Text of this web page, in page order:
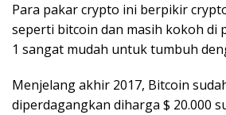
Para pakar crypto ini berpikir
seperti bitcoin dan masih kokoh di
1 sangat mudah untuk tumbuh
Menjelang akhir 2017, Bitcoin
diperdagangkan diharga $ 20.000